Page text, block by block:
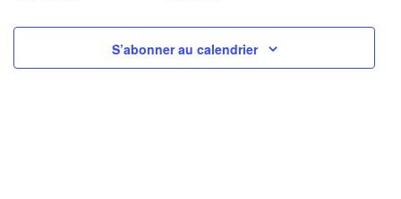
S’abonner au calendrier